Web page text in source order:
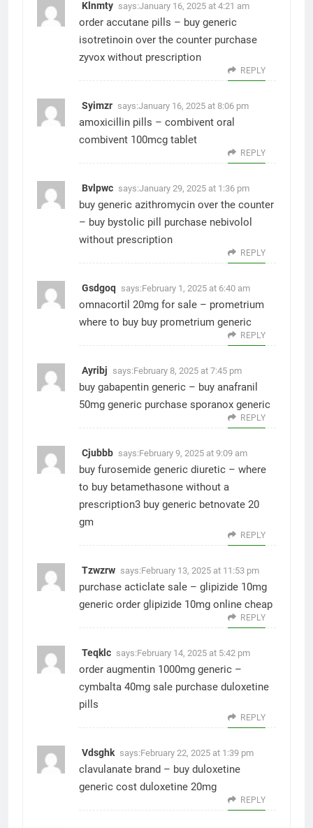
Klnmty says:January 16, 2025 at 4:21 am
order accutane pills – buy generic
isotretinoin over the counter purchase
zyvox without prescription
REPLY
Syimzr says:January 16, 2025 at 8:06 pm
amoxicillin pills – combivent oral
combivent 100mcg tablet
REPLY
Bvlpwc says:January 29, 2025 at 1:36 pm
buy generic azithromycin over the counter
– buy bystolic pill
purchase nebivolol
without prescription
REPLY
Gsdgoq says:February 1, 2025 at 6:40 am
omnacortil 20mg for sale – prometrium
where to buy buy prometrium generic
REPLY
Ayribj says:February 8, 2025 at 7:45 pm
buy gabapentin generic – buy anafranil
50mg generic purchase sporanox generic
REPLY
Cjubbb says:February 9, 2025 at 9:09 am
buy furosemide generic diuretic – where
to buy betamethasone without a
prescription3 buy generic betnovate 20
gm
REPLY
Tzwzrw says:February 13, 2025 at 11:53 pm
purchase acticlate sale – glipizide 10mg
generic order glipizide 10mg online cheap
REPLY
Teqklc says:February 14, 2025 at 5:42 pm
order augmentin 1000mg generic –
cymbalta 40mg sale purchase duloxetine
pills
REPLY
Vdsghk says:February 22, 2025 at 1:39 pm
clavulanate brand – buy duloxetine
generic cost duloxetine 20mg
REPLY